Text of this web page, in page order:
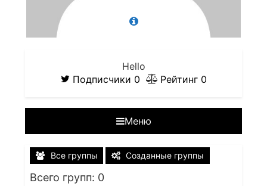
Hello
Подписчики 0 Рейтинг 0
Меню
Все группы Созданные группы
Всего групп: 0